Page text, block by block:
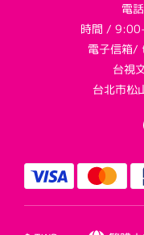
電
時間 /
電子信箱/
台視
台北市松